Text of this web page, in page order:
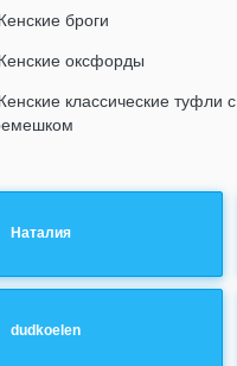
броги
оксфорды
классические туфли с
Наталия
dudkoelen